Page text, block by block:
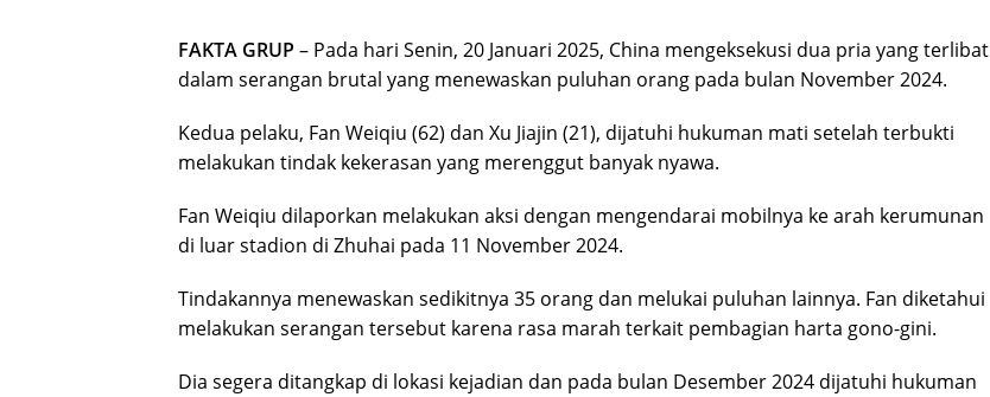
FAKTA GRUP – Pada hari Senin, 20 Januari 2025, China mengeksekusi dua pria yang terlibat
dalam serangan brutal yang menewaskan puluhan orang pada bulan November 2024.
Kedua pelaku, Fan Weiqiu (62) dan Xu Jiajin (21), dijatuhi hukuman mati setelah terbukti
melakukan tindak kekerasan yang merenggut banyak nyawa.
Fan Weiqiu dilaporkan melakukan aksi dengan mengendarai mobilnya ke arah kerumunan
di luar stadion di Zhuhai pada 11 November 2024.
Tindakannya menewaskan sedikitnya 35 orang dan melukai puluhan lainnya. Fan diketahui
melakukan serangan tersebut karena rasa marah terkait pembagian harta gono-gini.
Dia segera ditangkap di lokasi kejadian dan pada bulan Desember 2024 dijatuhi hukuman